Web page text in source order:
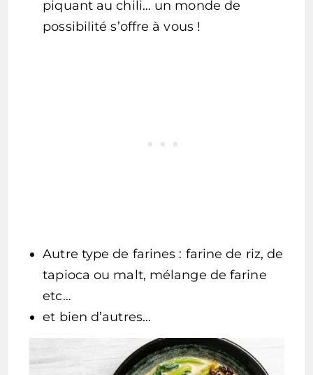
piquant au chili… un monde de
possibilité s’offre à vous !
Autre type de farines : farine de riz, de
tapioca ou malt, mélange de farine
etc…
et bien d’autres…